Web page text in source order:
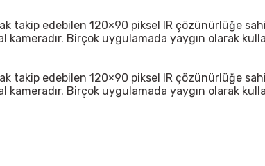
takip edebilen 120×90 piksel IR çözünürlüğe
Birçok uygulamada yaygın olarak
takip edebilen 120×90 piksel IR çözünürlüğe
Birçok uygulamada yaygın olarak